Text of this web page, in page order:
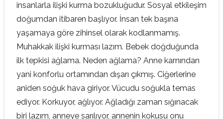
insanlarla ilişki kurma bozukluğudur. Sosyal etkileşim
doğumdan itibaren başlıyor. İnsan tek başına
yaşamaya göre zihinsel olarak kodlanmamış.
Muhakkak ilişki kurması lazım. Bebek doğduğunda
ilk tepkisi ağlama. Neden ağlama? Anne karnından
yani konforlu ortamından dışarı çıkmış. Ciğerlerine
aniden soğuk hava giriyor. Vücudu soğukla temas
ediyor. Korkuyor, ağlıyor. Ağladığı zaman sığınacak
biri lazım, anneye sarılıyor, annenin kokusu onu